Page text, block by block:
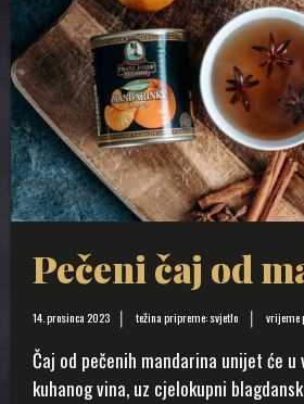
Pečeni čaj od
14. prosinca 2023 težina pripreme: svjetlo vrijeme
Čaj od pečenih mandarina unijet će u
kuhanog vina, uz cjelokupni